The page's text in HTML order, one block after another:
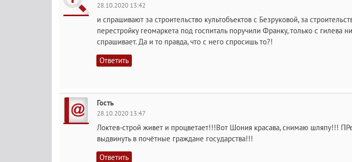
28.10.2020 13:42
и спрашивают за строительство культобъектов с Безруковой, за
перестройку геомаркета под госпиталь поручили Франку, только с гилева
спрашивает. Да и то правда, что с него спросишь то?!
Ответить
Гость
28.10.2020 13:47
Локтев-строй живет и процветает!!!Вот Шония красава, снимаю шляпу!!!
выдвинуть в почётные граждане государства!!!
Ответить